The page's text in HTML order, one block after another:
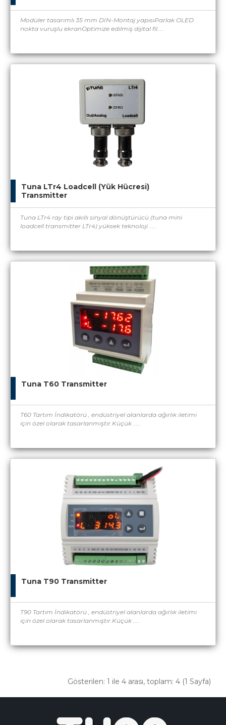
Modüler tasarımlı 35 mm DIN-Montaj yapısıParlak OLED
nokta vuruşlu ekranOptimize edilmiş dijital fil.....
Tuna LTr4 Loadcell (Yük Hücresi)
Transmitter
Tuna LTr4 ray tipi akıllı sinyal dönüştürücü (tuna mini
loadcell transmitter LTr4) yüksek teknoloji .....
Tuna T60 Transmitter
T60 Tartım İndikatörü , endüstriyel alanlarda ağırlık iletimi
için özel olarak tasarlanmıştır.Küçük .....
Tuna T90 Transmitter
T90 Tartım İndikatörü , endüstriyel alanlarda ağırlık iletimi
için özel olarak tasarlanmıştır.Küçük .....
Gösterilen: 1 ile 4 arası, toplam: 4 (1 Sayfa)